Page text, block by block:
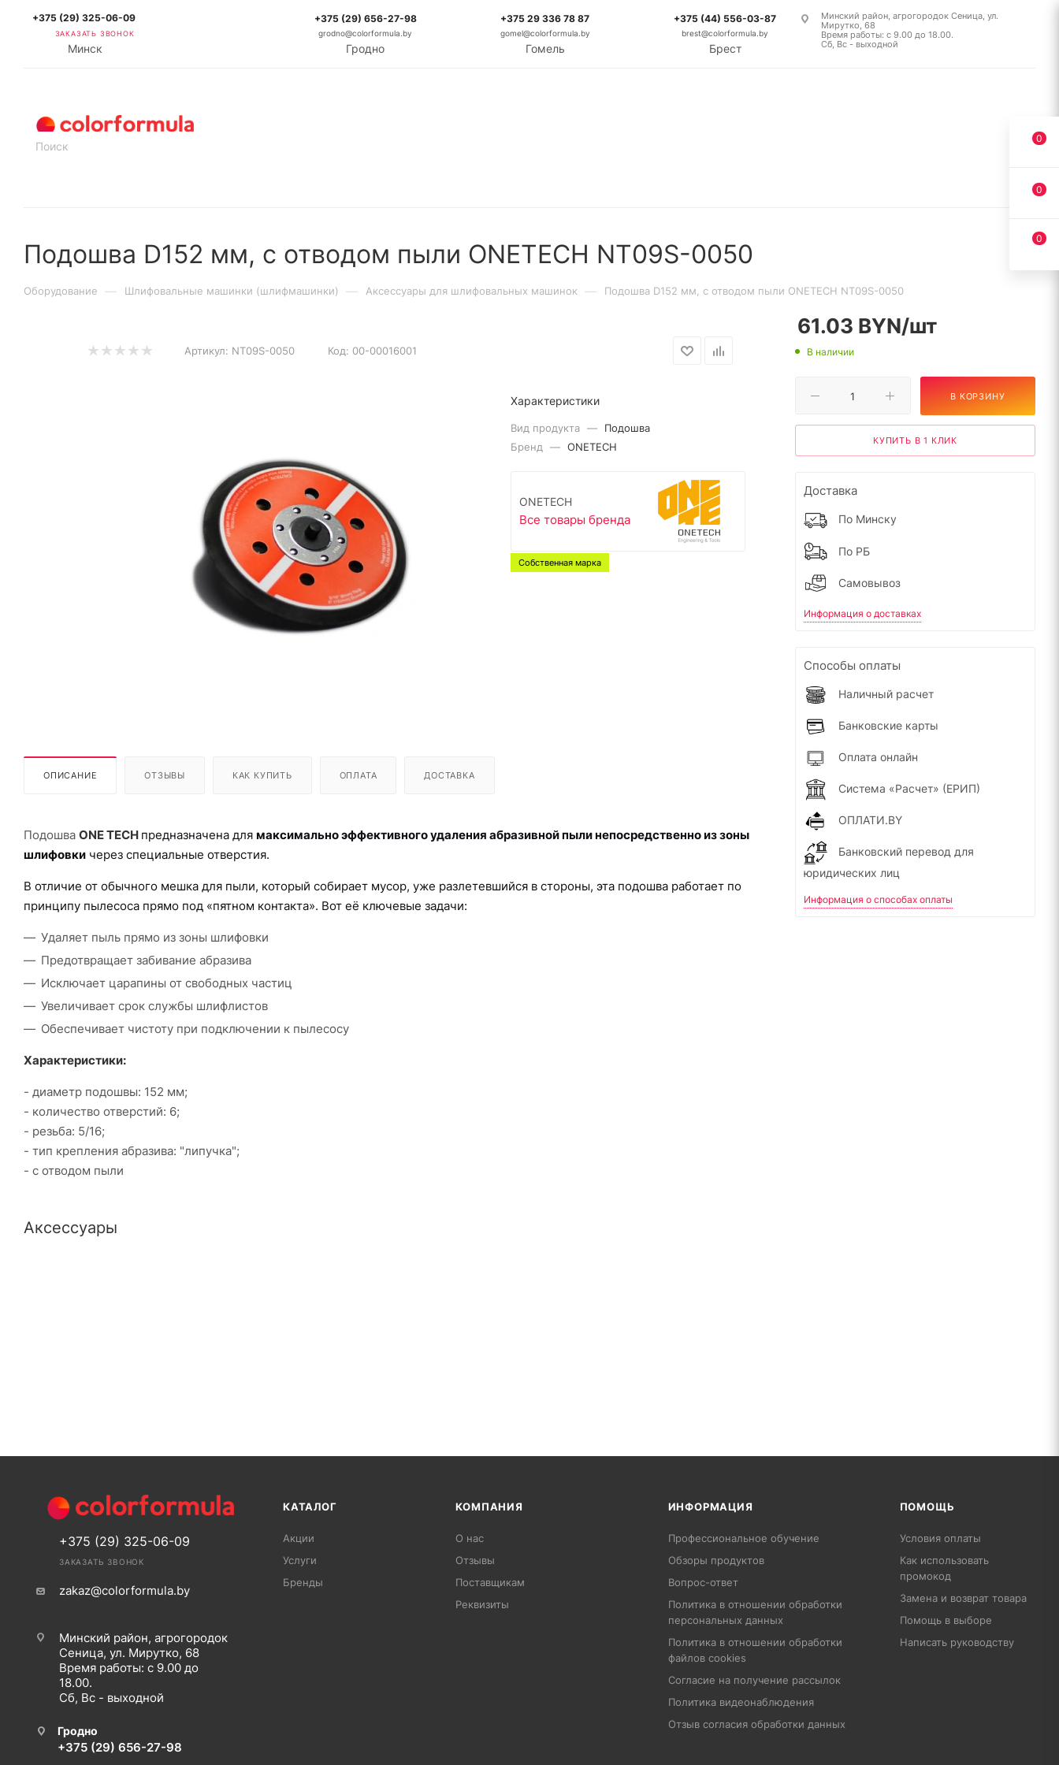
+375 (29) 325-06-09
ЗАКАЗАТЬ ЗВОНОК
Минск
+375 (29) 656-27-98
grodno@colorformula.by
Гродно
+375 29 336 78 87
gomel@colorformula.by
Гомель
+375 (44) 556-03-87
brest@colorformula.by
Брест
Минский район, агрогородок Сеница, ул.
Мирутко, 68
Время работы: с 9.00 до 18.00.
Сб, Вс - выходной
Подошва D152 мм, с отводом пыли ONETECH NT09S-0050
Оборудование — Шлифовальные машинки (шлифмашинки) — Аксессуары для шлифовальных машинок — Подошва D152 мм, с отводом пыли ONETECH NT09S-0050
Артикул: NT09S-0050 Код: 00-00016001
Характеристики
Вид продукта —
Подошва
Бренд
— ONETECH
ONETECH
Все товары бренда
Собственная марка
ОПИСАНИЕ ОТЗЫВЫ КАК КУПИТЬ ОПЛАТА ДОСТАВКА
Подошва ONE TECH предназначена для максимально эффективного удаления абразивной пыли непосредственно из зоны
шлифовки через специальные отверстия.
В отличие от обычного мешка для пыли, который собирает мусор, уже разлетевшийся в стороны, эта подошва работает по
принципу пылесоса прямо под «пятном контакта». Вот её ключевые задачи:
Удаляет пыль прямо из зоны шлифовки
Предотвращает забивание абразива
Исключает царапины от свободных частиц
Увеличивает срок службы шлифлистов
Обеспечивает чистоту при подключении к пылесосу
Характеристики:
- диаметр подошвы: 152 мм;
- количество отверстий: 6;
- резьба: 5/16;
- тип крепления абразива: "липучка";
- с отводом пыли
Аксессуары
61.03 BYN/шт
В наличии
В КОРЗИНУ
КУПИТЬ В 1 КЛИК
Доставка
По Минску
По РБ
Самовывоз
Информация о доставках
Способы оплаты
Наличный расчет
Банковские карты
Оплата онлайн
Система «Расчет» (ЕРИП)
ОПЛАТИ.BY
Банковский перевод для
юридических лиц
Информация о способах оплаты
+375 (29) 325-06-09
ЗАКАЗАТЬ ЗВОНОК
zakaz@colorformula.by
Минский район, агрогородок
Сеница, ул. Мирутко, 68
Время работы: с 9.00 до
18.00.
Сб, Вс - выходной
Гродно
+375 (29) 656-27-98
КАТАЛОГ
Акции
Услуги
Бренды
КОМПАНИЯ
О нас
Отзывы
Поставщикам
Реквизиты
ИНФОРМАЦИЯ
Профессиональное обучение
Обзоры продуктов
Вопрос-ответ
Политика в отношении обработки
персональных данных
Политика в отношении обработки
файлов cookies
Согласие на получение рассылок
Политика видеонаблюдения
Отзыв согласия обработки данных
ПОМОЩЬ
Условия оплаты
Как использовать
промокод
Замена и возврат товара
Помощь в выборе
Написать руководству
0
0
0